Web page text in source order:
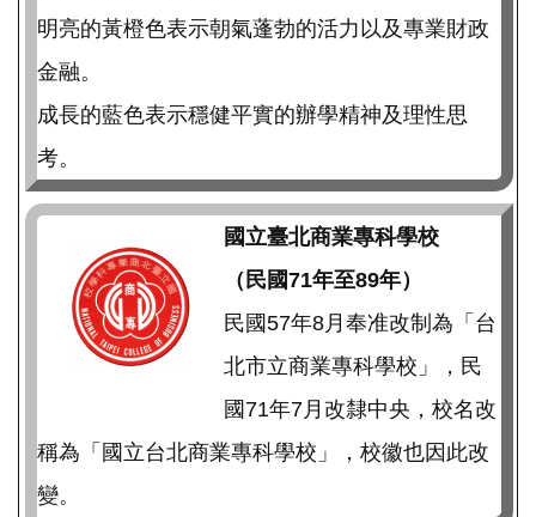
明亮的黃橙色表示朝氣蓬勃的活力以及專業財政
金融。
成長的藍色表示穩健平實的辦學精神及理性思
考。
國立臺北商業專科學校
（民國71年至89年）
民國57年8月奉准改制為「台
北市立商業專科學校」，民
國71年7月改隸中央，校名改
稱為「國立台北商業專科學校」，校徽也因此改
變。